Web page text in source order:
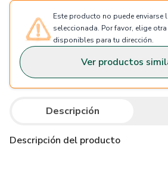
Este producto no puede enviarse
seleccionada. Por favor, elige
disponibles para tu dirección.
Ver productos
Descripción
Descripción del producto